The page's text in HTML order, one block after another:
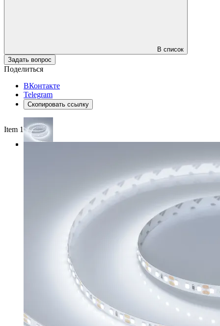
В список
Задать вопрос
Поделиться
ВКонтакте
Telegram
Скопировать ссылку
Item 1 of 4